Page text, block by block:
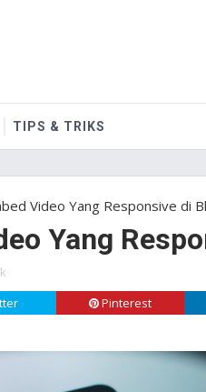
TIPS & TRIKS
Video Yang Responsive di
Yang
Pinterest